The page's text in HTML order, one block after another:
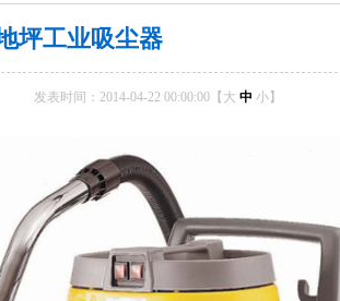
坪工业吸尘器
发表时间：2014-04-22 00:00:00【 大 中 小】